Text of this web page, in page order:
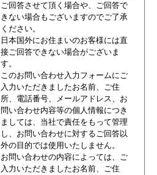
ご回答させて頂く場合や、ご回答で
きない場合もございますのでご了承
ください。
日本国外にお住まいのお客様には直
接ご回答できない場合がございま
す。
このお問い合わせ入力フォームにご
入力いただきましたお名前、ご住
所、電話番号、メールアドレス、お
問い合わせ内容等の個人情報につき
ましては、当社で責任をもって管理
し、お問い合わせに対するご回答以
外の目的では使用いたしません。
お問い合わせの内容によっては、ご
入力いただきましたお名前、ご住